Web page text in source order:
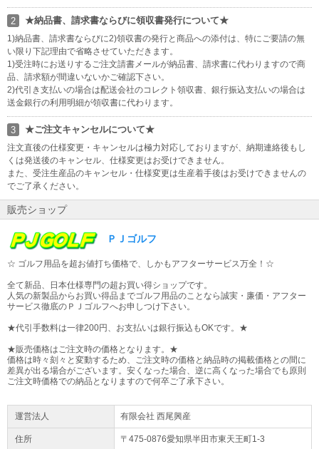
2 ★納品書、請求書ならびに領収書発行について★
1)納品書、請求書ならびに2)領収書の発行と商品への添付は、特にご要請の無
い限り下記理由で省略させていただきます。
1)受注時にお送りするご注文請書メールが納品書、請求書に代わりますので商
品、請求額が間違いないかご確認下さい。
2)代引き支払いの場合は配送会社のコレクト領収書、銀行振込支払いの場合は
送金銀行の利用明細が領収書に代わります。
3 ★ご注文キャンセルについて★
注文直後の仕様変更・キャンセルは極力対応しておりますが、納期連絡後もし
くは発送後のキャンセル、仕様変更はお受けできません。
また、受注生産品のキャンセル・仕様変更は生産着手後はお受けできませんの
でご了承ください。
販売ショップ
ＰＪゴルフ
☆ ゴルフ用品を超お値打ち価格で、しかもアフターサービス万全！☆
全て新品、日本仕様専門の超お買い得ショップです。
人気の新製品からお買い得品までゴルフ用品のことなら誠実・廉価・アフター
サービス徹底のＰＪゴルフへお申しつけ下さい。
★代引手数料は一律200円、お支払いは銀行振込もOKです。★
★販売価格はご注文時の価格となります。★
価格は時々刻々と変動するため、ご注文時の価格と納品時の掲載価格との間に
差異が出る場合がございます。安くなった場合、逆に高くなった場合でも原則
ご注文時価格での納品となりますので何卒ご了承下さい。
運営法人 有限会社 西尾興産
住所 〒475-0876愛知県半田市東天王町1-3